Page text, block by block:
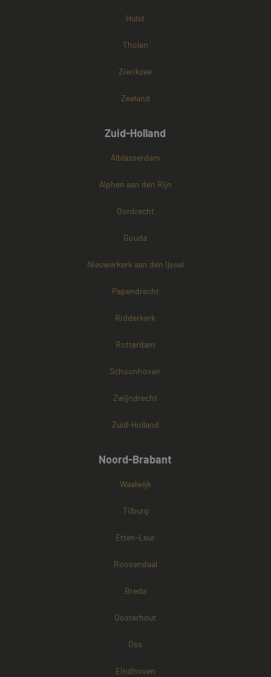
Hulst
Tholen
Zierikzee
Zeeland
Zuid-Holland
Alblasserdam
Alphen aan den Rijn
Dordrecht
Gouda
Nieuwerkerk aan den Ijssel
Papendrecht
Ridderkerk
Rotterdam
Schoonhoven
Zwijndrecht
Zuid-Holland
Noord-Brabant
Waalwijk
Tilburg
Etten-Leur
Roosendaal
Breda
Oosterhout
Oss
Eindhoven